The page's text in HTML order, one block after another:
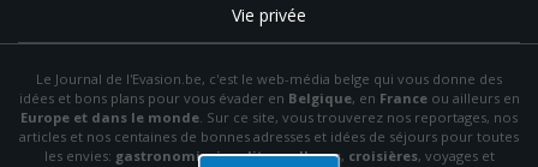
Vie privée
Le Journal de l'Evasion.be, c'est le web-média belge qui vous donne des
idées et bons plans pour vous évader en Belgique, en Franceou ailleurs en
Europe et dans le monde. Sur ce site, vous trouverez nos reportages, nos
articles et nos centaines de bonnes adresses et idées de séjours pour toutes
les envies: gastronomie,insolite,wellness, croisières, voyages et